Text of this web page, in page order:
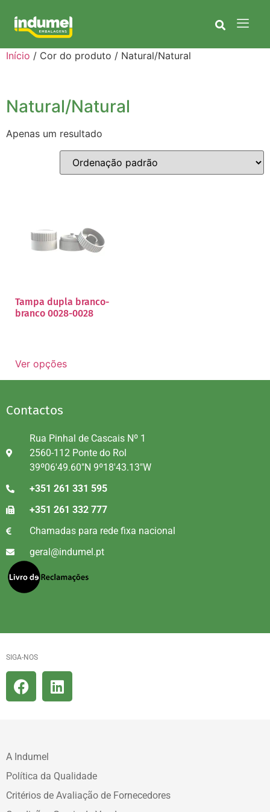
Início / Cor do produto / Natural/Natural
Natural/Natural
Apenas um resultado
Tampa dupla branco-
branco 0028-0028
Ver opções
Contactos
Rua Pinhal de Cascais Nº 1
2560-112 Ponte do Rol
39º06'49.60"N 9º18'43.13"W
+351 261 331 595
+351 261 332 777
Chamadas para rede fixa nacional
geral@indumel.pt
SIGA-NOS
A Indumel
Política da Qualidade
Critérios de Avaliação de Fornecedores